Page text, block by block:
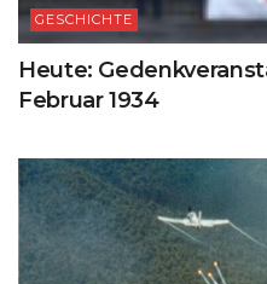
GESCHICHTE
Heute:
Februar 1934